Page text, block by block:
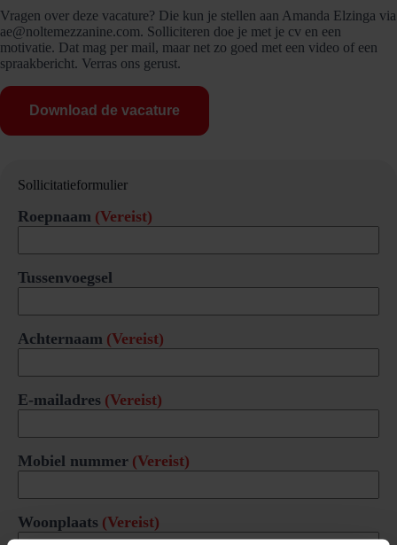
Vragen over deze vacature? Die kun je stellen aan Amanda Elzinga via
ae@noltemezzanine.com. Solliciteren doe je met je cv en een
motivatie. Dat mag per mail, maar net zo goed met een video of een
spraakbericht. Verras ons gerust.
Download de vacature
Sollicitatieformulier
Roepnaam (Vereist)
Tussenvoegsel
Achternaam (Vereist)
E-mailadres (Vereist)
Mobiel nummer (Vereist)
Woonplaats (Vereist)